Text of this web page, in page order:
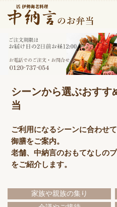
シーンから選ぶおすす
当
ご利用になるシーンに合わせ
御膳をご案内。
老舗、中納言のおもてなしの
をご紹介します。
家族や親族の集り